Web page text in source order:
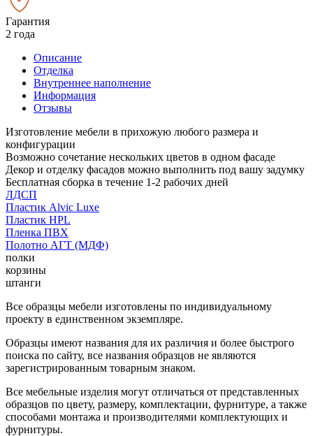
Гарантия
2 года
Описание
Отделка
Внутреннее наполнение
Информация
Отзывы
Изготовление мебели в прихожую любого размера и
конфигурации
Возможно сочетание нескольких цветов в одном фасаде
Декор и отделку фасадов можно выполнить под вашу задумку
Бесплатная сборка в течение 1-2 рабочих дней
ЛДСП
Пластик Alvic Luxe
Пластик HPL
Пленка ПВХ
Полотно АГТ (МДФ)
полки
корзины
штанги
Все образцы мебели изготовлены по индивидуальному
проекту в единственном экземпляре.
Образцы имеют названия для их различия и более быстрого
поиска по сайту, все названия образцов не являются
зарегистрированным товарным знаком.
Все мебельные изделия могут отличаться от представленных
образцов по цвету, размеру, комплектации, фурнитуре, а также
способами монтажа и производителями комплектующих и
фурнитуры.